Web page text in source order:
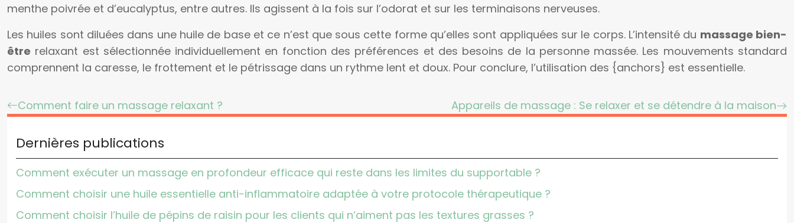
menthe poivrée et d’eucalyptus, entre autres. Ils agissent à la fois sur l’odorat et sur les terminaisons nerveuses.
Les huiles sont diluées dans une huile de base et ce n’est que sous cette forme qu’elles sont appliquées sur le corps. L’intensité du massage bien-
être relaxant est sélectionnée individuellement en fonction des préférences et des besoins de la personne massée. Les mouvements standard
comprennent la caresse, le frottement et le pétrissage dans un rythme lent et doux. Pour conclure, l’utilisation des {anchors} est essentielle.
Comment faire un massage relaxant ? Appareils de massage : Se relaxer et se détendre à la maison
Dernières publications
Comment exécuter un massage en profondeur efficace qui reste dans les limites du supportable ?
Comment choisir une huile essentielle anti-inflammatoire adaptée à votre protocole thérapeutique ?
Comment choisir l’huile de pépins de raisin pour les clients qui n’aiment pas les textures grasses ?